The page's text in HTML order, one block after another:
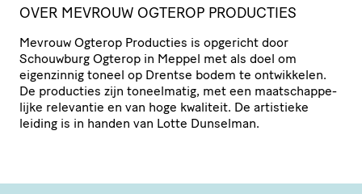
OVER MEVROUW OGTEROP PRODUCTIES
Mevrouw Ogterop Producties is opgericht door
Schouwburg Ogterop in Meppel met als doel om
eigenzinnig toneel op Drentse bodem te ontwikkelen.
De producties zijn toneelmatig, met een maat­schap­pe­
lijke relevantie en van hoge kwaliteit. De artistieke
leiding is in handen van Lotte Dunselman.